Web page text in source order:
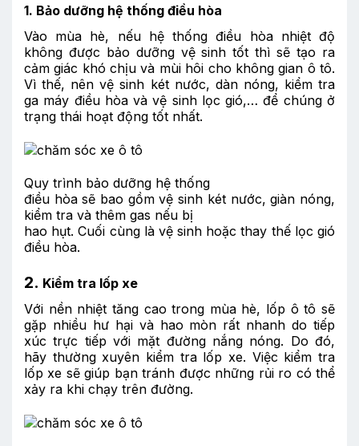
1. Bảo dưỡng hệ thống điều hòa
Vào mùa hè, nếu hệ thống điều hòa nhiệt độ
không được bảo dưỡng vệ sinh tốt thì sẽ tạo ra
cảm giác khó chịu và mùi hôi cho không gian ô tô.
Vì thế, nên vệ sinh két nước, dàn nóng, kiểm tra
ga máy điều hòa và vệ sinh lọc gió,… để chúng ở
trạng thái hoạt động tốt nhất.
Quy trình bảo dưỡng hệ thống
điều hòa sẽ bao gồm vệ sinh két nước, giàn nóng,
kiểm tra và thêm gas nếu bị
hao hụt. Cuối cùng là vệ sinh hoặc thay thế lọc gió
điều hòa.
2. Kiểm tra lốp xe
Với nền nhiệt tăng cao trong mùa hè, lốp ô tô sẽ
gặp nhiều hư hại và hao mòn rất nhanh do tiếp
xúc trực tiếp với mặt đường nắng nóng. Do đó,
hãy thường xuyên kiểm tra lốp xe. Việc kiểm tra
lốp xe sẽ giúp bạn tránh được những rủi ro có thể
xảy ra khi chạy trên đường.